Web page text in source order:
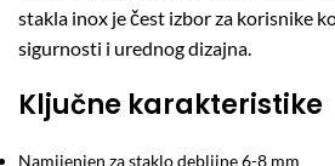
stakla inox je čest izbor za korisnike
sigurnosti i urednog dizajna.
Ključne karakteristike
Namijenjen za staklo debljine 6-8 mm